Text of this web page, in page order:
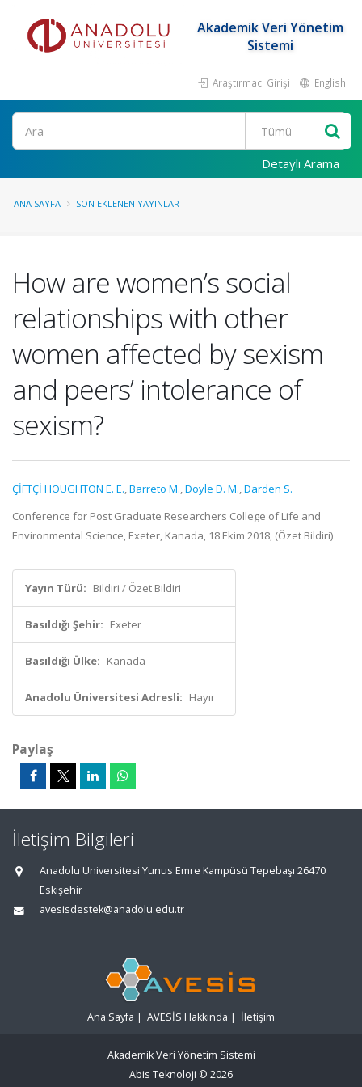
Akademik Veri Yönetim
Sistemi
Araştırmacı Girişi English
Ara
Detaylı Arama
ANA SAYFA SON EKLENEN YAYINLAR
How are women’s social
relationships with other
women affected by sexism
and peers’ intolerance of
sexism?
ÇİFTÇİ HOUGHTON E. E.,Barreto M.,Doyle D. M.,Darden S.
Conference for Post Graduate Researchers College of Life and
Environmental Science, Exeter, Kanada, 18 Ekim 2018, (Özet Bildiri)
Yayın Türü: Bildiri / Özet Bildiri
Basıldığı Şehir: Exeter
Basıldığı Ülke: Kanada
Anadolu Üniversitesi Adresli: Hayır
Paylaş
İletişim Bilgileri
Anadolu Üniversitesi Yunus Emre Kampüsü Tepebaşı 26470
Eskişehir
avesisdestek@anadolu.edu.tr
Ana Sayfa | AVESİS Hakkında | İletişim
Akademik Veri Yönetim Sistemi
Abis Teknoloji © 2026